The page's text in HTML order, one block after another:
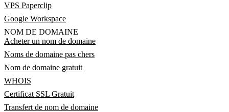
VPS Paperclip
Google Workspace
NOM DE DOMAINE
Acheter un nom de domaine
Noms de domaine pas chers
Nom de domaine gratuit
WHOIS
Certificat SSL Gratuit
Transfert de nom de domaine